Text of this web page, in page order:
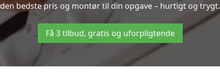
den bedste pris og montør til din opgave – hurtigt og trygt.
Få 3 tilbud, gratis og uforpligtende